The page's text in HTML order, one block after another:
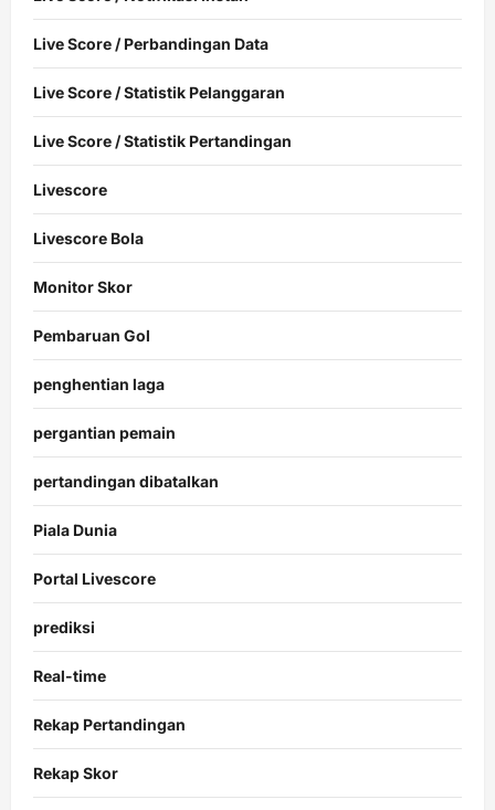
Live Score / Perbandingan Data
Live Score / Statistik Pelanggaran
Live Score / Statistik Pertandingan
Livescore
Livescore Bola
Monitor Skor
Pembaruan Gol
penghentian laga
pergantian pemain
pertandingan dibatalkan
Piala Dunia
Portal Livescore
prediksi
Real-time
Rekap Pertandingan
Rekap Skor